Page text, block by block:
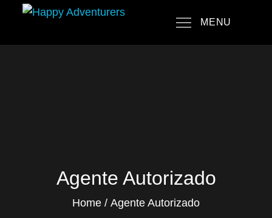
content
MENU
Agente Autorizado
Home Agente Autorizado